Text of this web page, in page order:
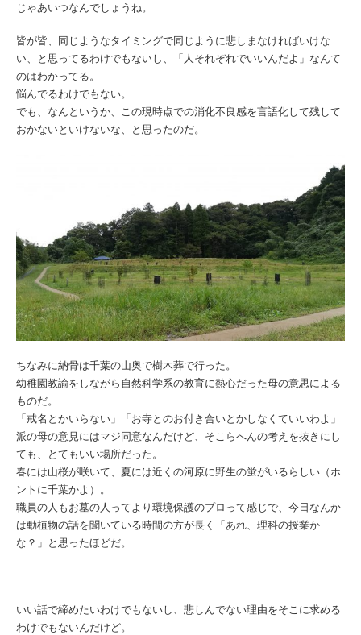
じゃあいつなんでしょうね。
皆が皆、同じようなタイミングで同じように悲しまなければいけな
い、と思ってるわけでもないし、「人それぞれでいいんだよ」なんて
のはわかってる。
悩んでるわけでもない。
でも、なんというか、この現時点での消化不良感を言語化して残して
おかないといけないな、と思ったのだ。
ちなみに納骨は千葉の山奥で樹木葬で行った。
幼稚園教諭をしながら自然科学系の教育に熱心だった母の意思による
ものだ。
「戒名とかいらない」「お寺とのお付き合いとかしなくていいわよ」
派の母の意見にはマジ同意なんだけど、そこらへんの考えを抜きにし
ても、とてもいい場所だった。
春には山桜が咲いて、夏には近くの河原に野生の蛍がいるらしい（ホ
ントに千葉かよ）。
職員の人もお墓の人ってより環境保護のプロって感じで、今日なんか
は動植物の話を聞いている時間の方が長く「あれ、理科の授業か
な？」と思ったほどだ。
いい話で締めたいわけでもないし、悲しんでない理由をそこに求める
わけでもないんだけど。